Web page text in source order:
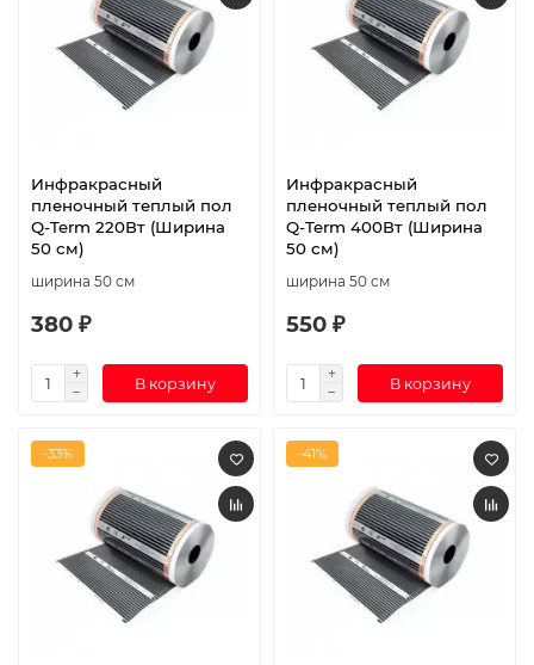
Инфракрасный
пленочный теплый пол
Q-Term 220Вт (Ширина
50 см)
ширина 50 см
380 ₽
В корзину
Инфракрасный
пленочный теплый пол
Q-Term 400Вт (Ширина
50 см)
ширина 50 см
550 ₽
В корзину
-33% -41%